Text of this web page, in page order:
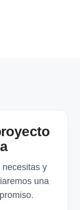
necesitas y
una